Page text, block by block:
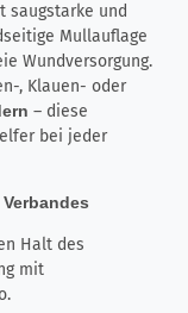
saugstarke und
Mullauflage
Wundversorgung.
, Klauen- oder
– diese
bei jeder
Halt des
mit